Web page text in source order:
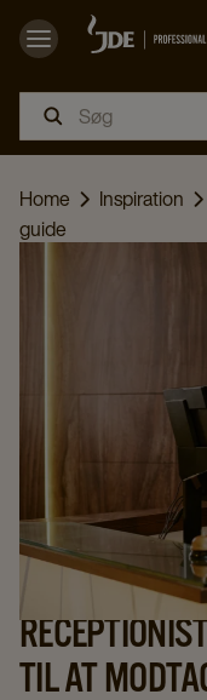
Home Inspiration
guide
TIL AT